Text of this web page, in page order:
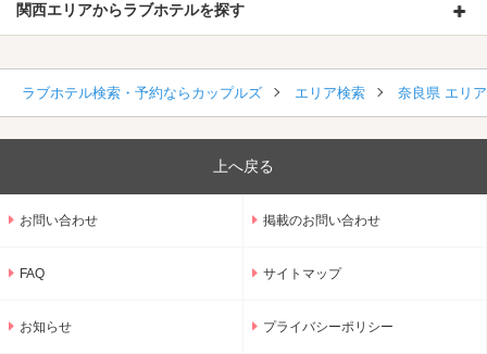
関西エリアからラブホテルを探す
ラブホテル検索・予約ならカップルズ エリア検索 奈良県 エリ
上へ戻る
お問い合わせ 掲載のお問い合わせ
FAQ サイトマップ
お知らせ プライバシーポリシー